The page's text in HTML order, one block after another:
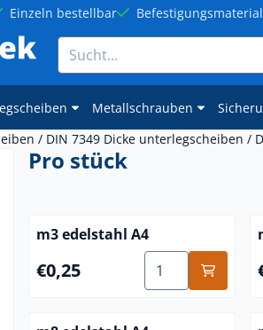
Einzeln bestellbar
Suche
Metallschrauben
/ DIN 7349 Dicke unterlegscheiben /
Pro stück
m3 edelstahl A4
Preis: 0,25
€0,25 Anzahl wählen